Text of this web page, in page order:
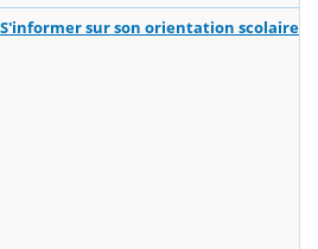
S'informer sur son orientation scolaire